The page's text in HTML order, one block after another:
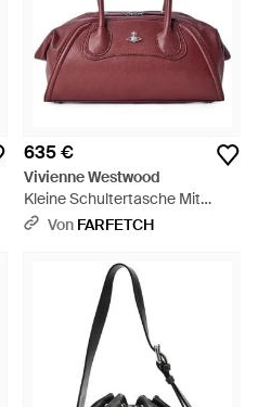
635 €
Vivienne Westwood
Kleine Schultertasche Mit
Logo-Schild - Lila
Von FARFETCH